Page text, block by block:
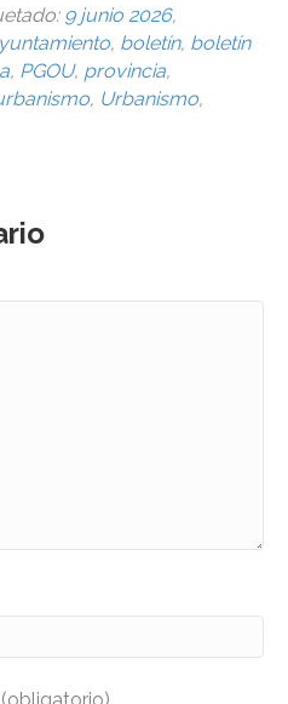
9 junio 2026,
, boletín, boletín
, PGOU, provincia,
, Urbanismo,